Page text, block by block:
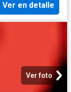
Ver en detalle
Ver foto